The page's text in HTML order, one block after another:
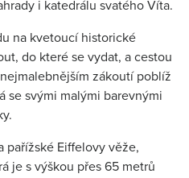
i katedrálu svatého Víta.
na kvetoucí historické
do které se vydat, a cestou
zákoutí poblíž
se svými malými barevnými
pařížské Eiffelovy věže,
je s výškou přes 65 metrů